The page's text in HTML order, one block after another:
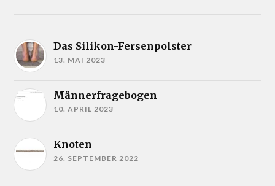
Das Silikon-Fersenpolster
13. MAI 2023
Männerfragebogen
10. APRIL 2023
Knoten
26. SEPTEMBER 2022